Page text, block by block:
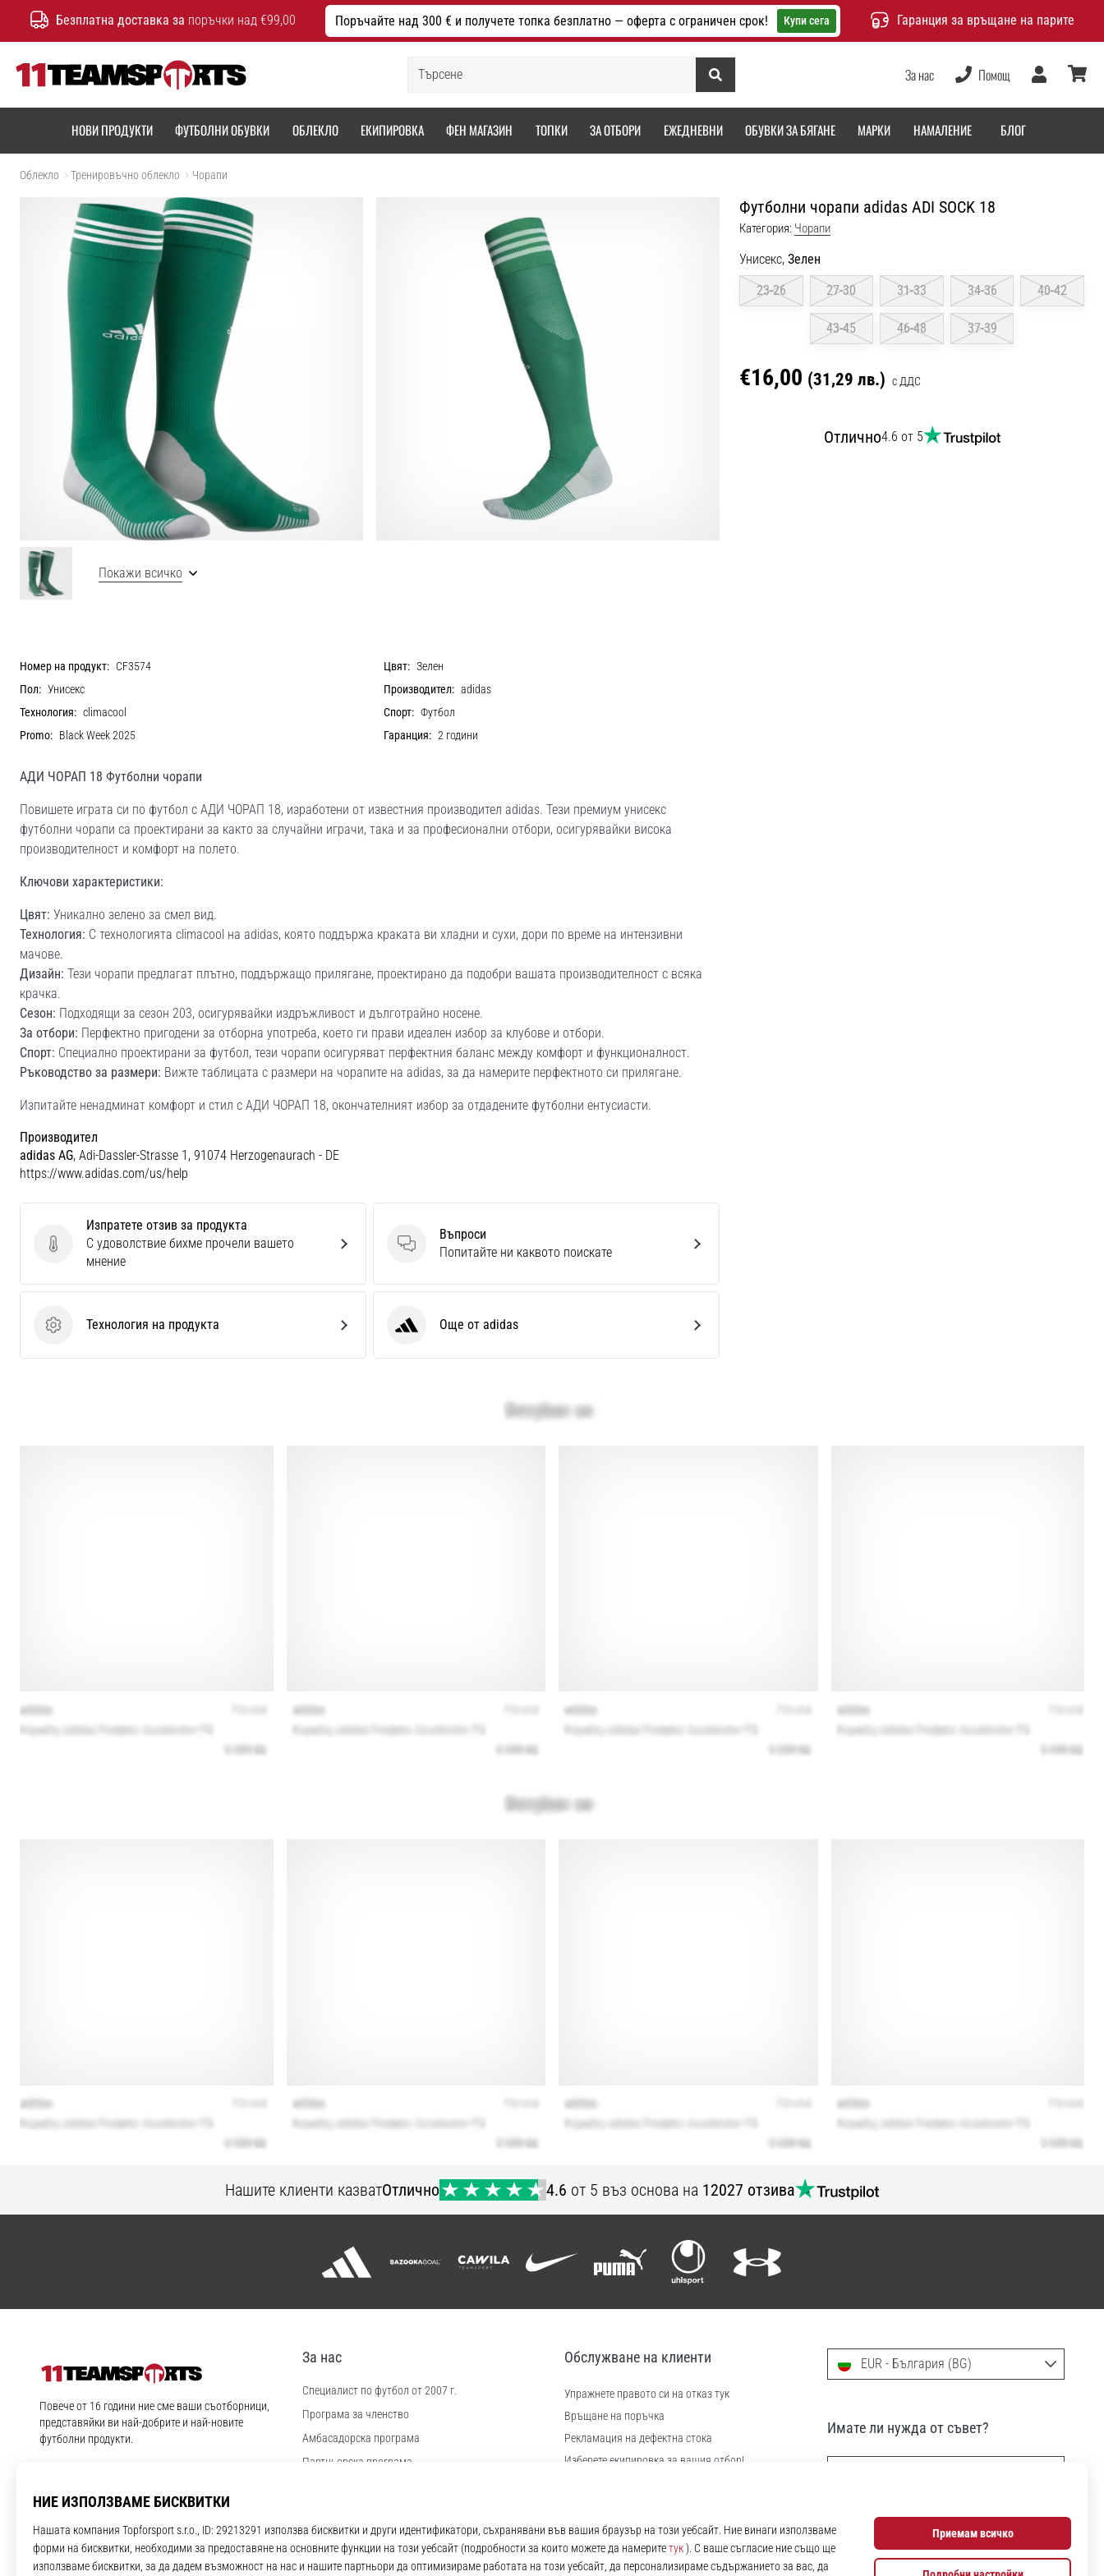
Безплатна доставка за поръчки над €99,00 Поръчайте над 300 € и получете топка безплатно — оферта с ограничен срок! Купи сега Гаранция за връщане на парите
Търсене
За нас Помощ
Потребител
НОВИ ПРОДУКТИ ФУТБОЛНИ ОБУВКИ ОБЛЕКЛО ЕКИПИРОВКА ФЕН МАГАЗИН ТОПКИ ЗА ОТБОРИ ЕЖЕДНЕВНИ ОБУВКИ ЗА БЯГАНЕ МАРКИ НАМАЛЕНИЕ БЛОГ
Облекло Тренировъчно облекло Чорапи
Футболни чорапи adidas ADI SOCK 18
Категория: Чорапи
Унисекс, Зелен
23-26
27-30 31-33 34-36 40-42
43-45 46-48 37-39
€16,00 (31,29 лв.) с ДДС
Отлично4.6 от 5
Покажи всичко
Номер на продукт: CF3574 Цвят: Зелен
Пол: Унисекс Производител: adidas
Технология: climacool Спорт: Футбол
Promo: Black Week 2025 Гаранция: 2 години
АДИ ЧОРАП 18 Футболни чорапи
Повишете играта си по футбол с АДИ ЧОРАП 18, изработени от известния производител adidas. Тези премиум унисекс
футболни чорапи са проектирани за както за случайни играчи, така и за професионални отбори, осигурявайки висока
производителност и комфорт на полето.
Ключови характеристики:
Цвят: Уникално зелено за смел вид.
Технология: С технологията climacool на adidas, която поддържа краката ви хладни и сухи, дори по време на интензивни
мачове.
Дизайн: Тези чорапи предлагат плътно, поддържащо прилягане, проектирано да подобри вашата производителност с всяка
крачка.
Сезон: Подходящи за сезон 203, осигурявайки издръжливост и дълготрайно носене.
За отбори: Перфектно пригодени за отборна употреба, което ги прави идеален избор за клубове и отбори.
Спорт: Специално проектирани за футбол, тези чорапи осигуряват перфектния баланс между комфорт и функционалност.
Ръководство за размери: Вижте таблицата с размери на чорапите на adidas, за да намерите перфектното си прилягане.
Изпитайте ненадминат комфорт и стил с АДИ ЧОРАП 18, окончателният избор за отдадените футболни ентусиасти.
Производител
adidas AG, Adi-Dassler-Strasse 1, 91074 Herzogenaurach - DE
https://www.adidas.com/us/help
Изпратете отзив за продукта
Изпратете отзив за продукта
С удоволствие бихме прочели вашето
мнение
Въпроси
Въпроси
Попитайте ни каквото поискате
Технология на продукта
Технология на продукта adidas Още от adidas
Нашите клиенти казватОтлично 4.6 от 5 въз основа на 12027 отзива
11teamsports.bg
Повече от 16 години ние сме ваши съотборници,
представяйки ви най-добрите и най-новите
футболни продукти.
За нас
Специалист по футбол от 2007 г.
Програма за членство
Aмбасадорска програма
Партньорска програма
Правила и условия
Обслужване на клиенти
Упражнете правото си на отказ тук
Връщане на поръчка
Рекламация на дефектна стока
Изберете екипировка за вашия отбор!
Контакт
Често задавани въпроси
Политика за поверителност
EUR - България (BG)
Имате ли нужда от съвет?